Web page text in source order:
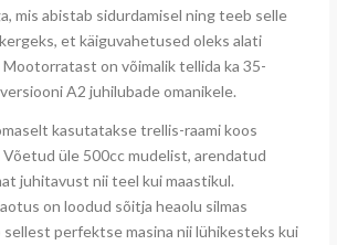
mis abistab sidurdamisel ning teeb selle
et käiguvahetused oleks alati
Mootorratast on võimalik tellida ka 35-
A2 juhilubade omanikele.
kasutatakse trellis-raami koos
üle 500cc mudelist, arendatud
juhitavust nii teel kui maastikul.
on loodud sõitja heaolu silmas
perfektse masina nii lühikesteks kui